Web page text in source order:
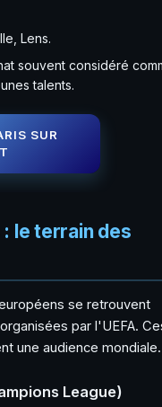
Lens.
souvent considéré
talents.
SUR
le terrain des
se retrouvent
par l'UEFA.
une audience mondiale.
League)